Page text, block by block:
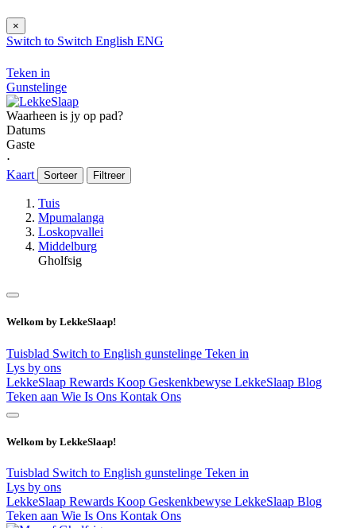
×
Switch to Switch English ENG
Teken in
Gunstelinge
Waarheen is jy op pad?
Datums
Gaste
⋅
Kaart
Sorteer Filtreer
Tuis
Mpumalanga
Loskopvallei
Middelburg
Gholfsig
Welkom by LekkeSlaap!
Tuisblad Switch to English gunstelinge Teken in
Lys by ons
LekkeSlaap Rewards Koop Geskenkbewyse LekkeSlaap Blog
Teken aan Wie Is Ons Kontak Ons
Welkom by LekkeSlaap!
Tuisblad Switch to English gunstelinge Teken in
Lys by ons
LekkeSlaap Rewards Koop Geskenkbewyse LekkeSlaap Blog
Teken aan Wie Is Ons Kontak Ons